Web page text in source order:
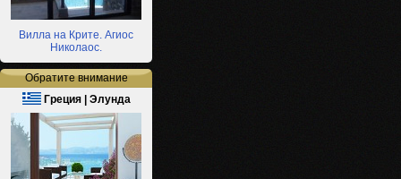
Вилла на Крите. Агиос
Николаос.
Обратите внимание
Греция | Элунда